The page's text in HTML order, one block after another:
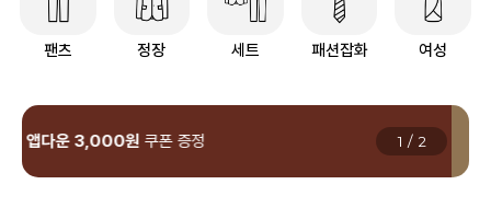
팬츠 정장 세트 패션잡화 여성
회원 가입시 최대 15,000원 쿠폰팩 1 / 2